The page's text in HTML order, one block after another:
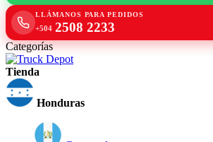
LLÁMANOS PARA PEDIDOS
+504 2508 2233
Categorías
Tienda
Honduras